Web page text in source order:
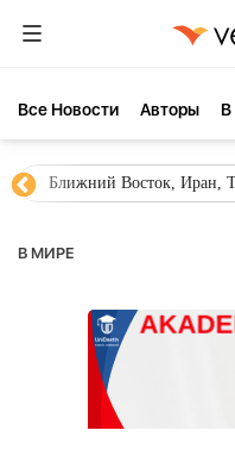
Все Новости Aвторы В
Ближний Восток, Иран,
В МИРЕ